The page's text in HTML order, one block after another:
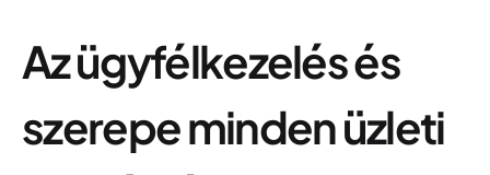
Az ügyfélkezelés és
szerepe minden üzleti